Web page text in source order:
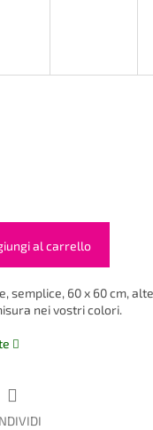
al carrello
semplice, 60 x 60 cm,
nei vostri colori.